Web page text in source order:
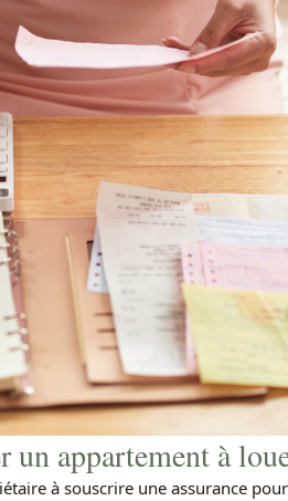
un appartement à
à souscrire une assurance